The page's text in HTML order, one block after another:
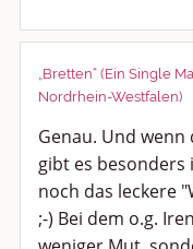
„Bretten“ (Ein Single
Nordrhein-Westfalen)
Genau. Und wenn
gibt es
noch das leckere
;-) Bei dem o.g.